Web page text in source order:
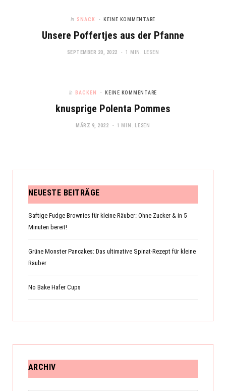
In SNACK KEINE KOMMENTARE
Unsere Poffertjes aus der Pfanne
SEPTEMBER 20, 2022 1 MIN. LESEN
In BACKEN KEINE KOMMENTARE
knusprige Polenta Pommes
MÄRZ 9, 2022 1 MIN. LESEN
NEUESTE BEITRÄGE
Saftige Fudge Brownies für kleine Räuber: Ohne Zucker & in 5
Minuten bereit!
Grüne Monster Pancakes: Das ultimative Spinat-Rezept für kleine
Räuber
No Bake Hafer Cups
ARCHIV